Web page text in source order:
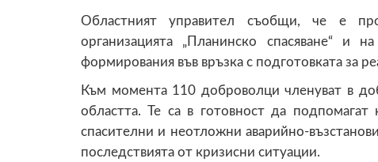
Областният управител съобщи, че е
организацията „Планинско спасяване“ и
формирования във връзка с подготовката за
Към момента 110 доброволци членуват в
областта. Те са в готовност да
спасителни и неотложни аварийно-
последствията от кризисни ситуации.